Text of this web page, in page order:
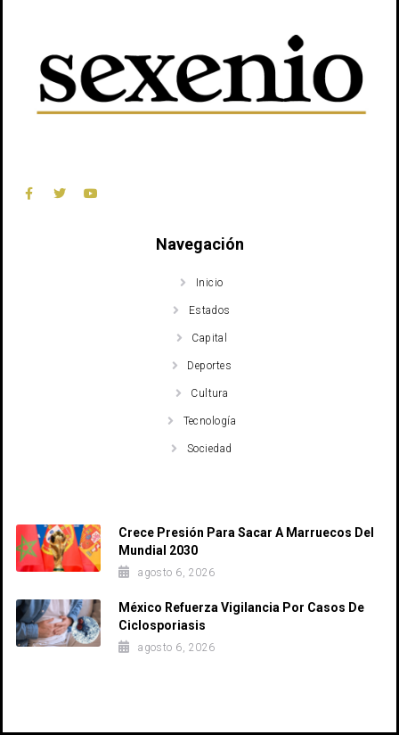
Navegación
Inicio
Estados
Capital
Deportes
Cultura
Tecnología
Sociedad
Crece Presión Para Sacar A Marruecos Del
Mundial 2030
agosto 6, 2026
México Refuerza Vigilancia Por Casos De
Ciclosporiasis
agosto 6, 2026